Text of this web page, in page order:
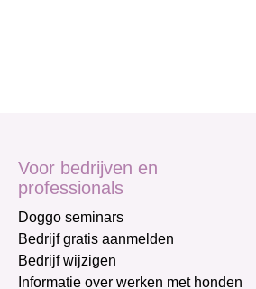
Voor bedrijven en
professionals
Doggo seminars
Bedrijf gratis aanmelden
Bedrijf wijzigen
Informatie over werken met honden